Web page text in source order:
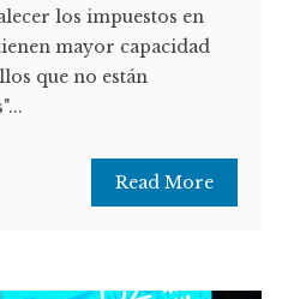
los impuestos en
mayor capacidad
que no están
Read More